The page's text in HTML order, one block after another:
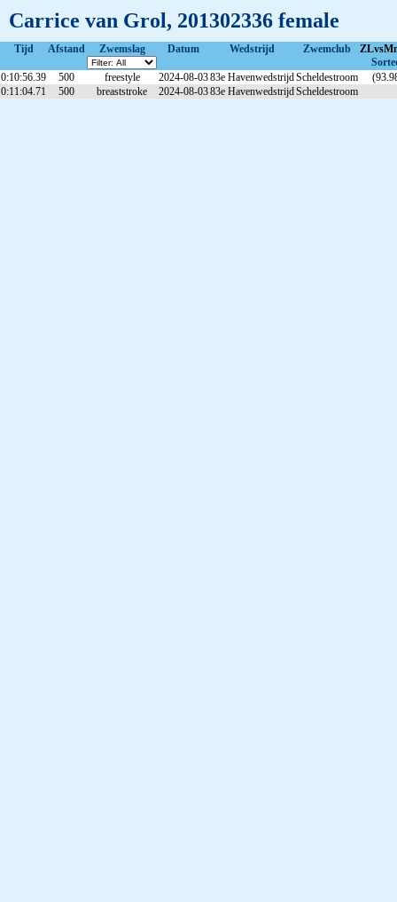
Carrice van Grol, 201302336 female
Tijd Afstand Zwemslag Datum Wedstrijd Zwemclub
0:10:56.39
500 freestyle 2024-08-0383e HavenwedstrijdScheldestroom
0:11:04.71
500 breaststroke 2024-08-0383e HavenwedstrijdScheldestroom